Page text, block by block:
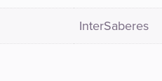
InterSaberes